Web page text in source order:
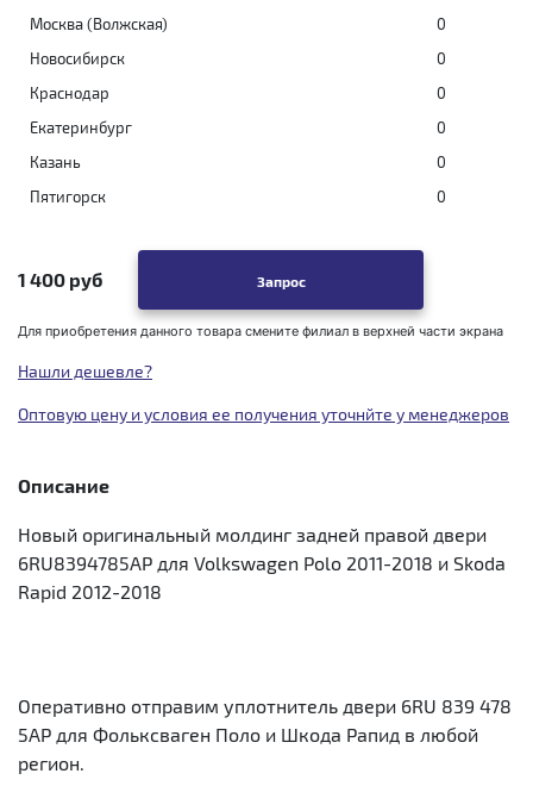
Москва (Волжская)
0
Новосибирск
0
Краснодар
0
Екатеринбург
0
Казань
0
Пятигорск
0
1 400 руб Запрос
Для приобретения данного товара смените филиал в верхней части экрана
Нашли дешевле?
Оптовую цену и условия ее получения уточнйте у менеджеров
Описание
Новый оригинальный молдинг задней правой двери
6RU8394785AP для Volkswagen Polo 2011-2018 и Skoda
Rapid 2012-2018
Оперативно отправим уплотнитель двери 6RU 839 478
5AP для Фольксваген Поло и Шкода Рапид в любой
регион.